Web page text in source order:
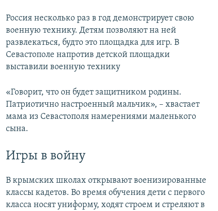
Россия несколько раз в год демонстрирует свою
военную технику. Детям позволяют на ней
развлекаться, будто это площадка для игр. В
Севастополе напротив детской площадки
выставили военную технику
«Говорит, что он будет защитником родины.
Патриотично настроенный мальчик», – хвастает
мама из Севастополя намерениями маленького
сына.
Игры в войну
В крымских школах открывают военизированные
классы кадетов. Во время обучения дети с первого
класса носят униформу, ходят строем и стреляют в